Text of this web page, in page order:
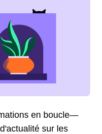
en boucle—
sur les